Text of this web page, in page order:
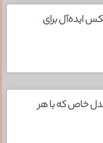
شیک مهمانی؛ ۱۵ عکس ایده‌آل برای
شیک زیبا؛ ۱۵ مدل خاص که با هر